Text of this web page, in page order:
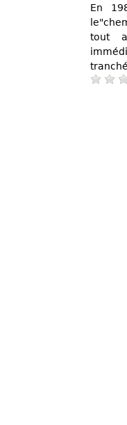
En
tout